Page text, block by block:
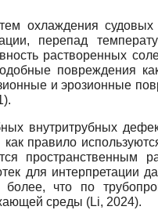
охлаждения
перепад
растворенных
повреждения
и эрозионные
внутритрубных
правило
пространственным
для интерпретации
что по
среды (Li, 2024).